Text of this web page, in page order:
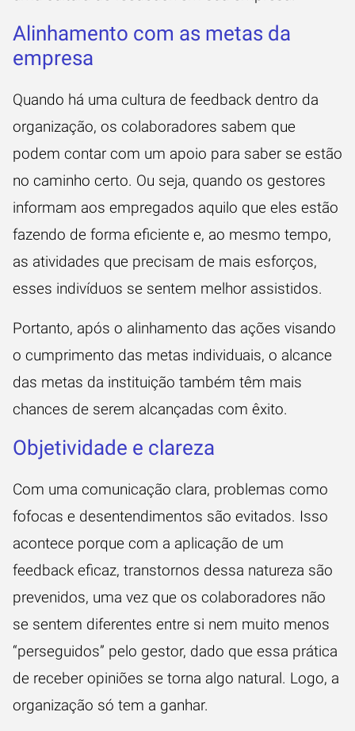
Alinhamento com as metas da
empresa
Quando há uma cultura de feedback dentro da
organização, os colaboradores sabem que
podem contar com um apoio para saber se estão
no caminho certo. Ou seja, quando os gestores
informam aos empregados aquilo que eles estão
fazendo de forma eficiente e, ao mesmo tempo,
as atividades que precisam de mais esforços,
esses indivíduos se sentem melhor assistidos.
Portanto, após o alinhamento das ações visando
o cumprimento das metas individuais, o alcance
das metas da instituição também têm mais
chances de serem alcançadas com êxito.
Objetividade e clareza
Com uma comunicação clara, problemas como
fofocas e desentendimentos são evitados. Isso
acontece porque com a aplicação de um
feedback eficaz, transtornos dessa natureza são
prevenidos, uma vez que os colaboradores não
se sentem diferentes entre si nem muito menos
“perseguidos” pelo gestor, dado que essa prática
de receber opiniões se torna algo natural. Logo, a
organização só tem a ganhar.